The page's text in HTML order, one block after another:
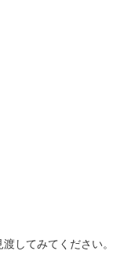
してみてください。